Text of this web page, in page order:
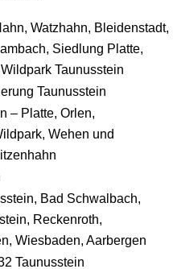
Watzhahn, Bleidenstadt,
Siedlung Platte,
Taunusstein
Taunusstein
– Platte, Orlen,
Wehen und
Bad Schwalbach,
Reckenroth,
Wiesbaden, Aarbergen
Taunusstein